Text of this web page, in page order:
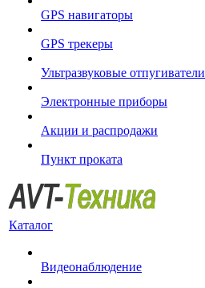
GPS навигаторы
GPS трекеры
Ультразвуковые отпугиватели
Электронные приборы
Акции и распродажи
Пункт проката
Каталог
Видеонаблюдение